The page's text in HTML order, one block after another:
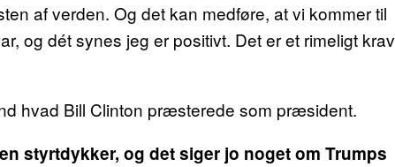
af verden. Og det kan medføre, at vi kommer til
og dét synes jeg er positivt. Det er et rimeligt krav
hvad Bill Clinton præsterede som præsident.
styrtdykker, og det siger jo noget om Trumps